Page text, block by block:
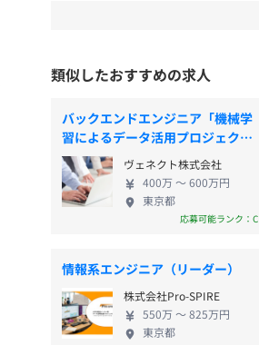
類似したおすすめの求人
バックエンドエンジニア「機械学
習によるデータ活用プロジェク
ト」
ヴェネクト株式会社
400万 〜 600万円
東京都
応募可能ランク：C
情報系エンジニア（リーダー）
株式会社Pro-SPIRE
550万 〜 825万円
東京都